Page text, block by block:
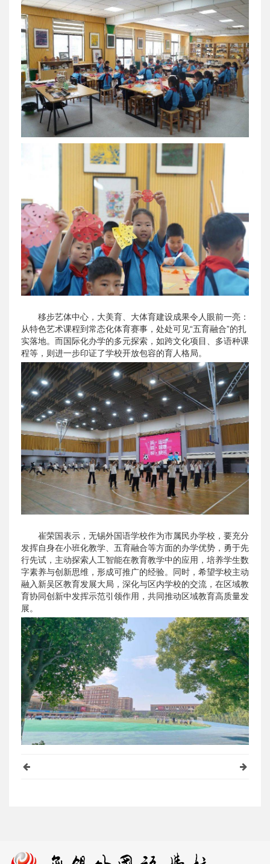
移步艺体中心，大美育、大体育建设成果令人眼前一亮：
从特色艺术课程到常态化体育赛事，处处可见“五育融合”的扎
实落地。而国际化办学的多元探索，如跨文化项目、多语种课
程等，则进一步印证了学校开放包容的育人格局。
崔荣国表示，无锡外国语学校作为市属民办学校，要充分
发挥自身在小班化教学、五育融合等方面的办学优势，勇于先
行先试，主动探索人工智能在教育教学中的应用，培养学生数
字素养与创新思维，形成可推广的经验。同时，希望学校主动
融入新吴区教育发展大局，深化与区内学校的交流，在区域教
育协同创新中发挥示范引领作用，共同推动区域教育高质量发
展。